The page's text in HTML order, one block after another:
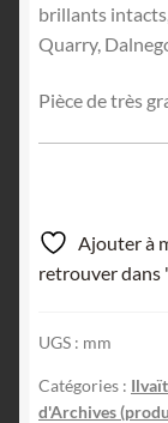
brillants
Quarry,
Pièce de très
Ajouter à
retrouver dans
UGS : mm
Catégories :
d'Archives